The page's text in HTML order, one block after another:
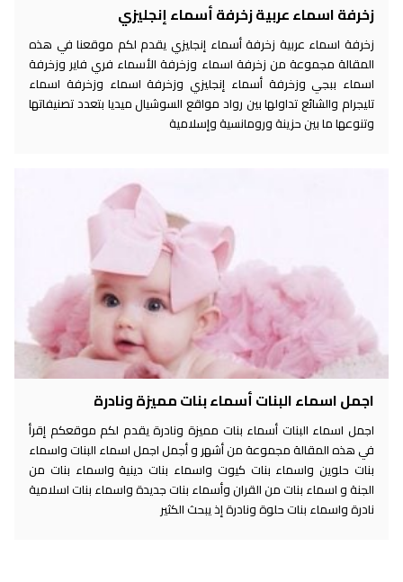
زخرفة اسماء عربية زخرفة أسماء إنجليزي
زخرفة اسماء عربية زخرفة أسماء إنجليزي يقدم لكم موقعنا في هذه
المقالة مجموعة من زخرفة اسماء وزخرفة الأسماء فري فاير وزخرفة
اسماء ببجي وزخرفة أسماء إنجليزي وزخرفة اسماء وزخرفة اسماء
تليجرام والشائع تداولها بين رواد مواقع السوشيال ميديا بتعدد تصنيفاتها
وتنوعها ما بين حزينة ورومانسية وإسلامية
اجمل اسماء البنات أسماء بنات مميزة ونادرة
اجمل اسماء البنات أسماء بنات مميزة ونادرة يقدم لكم موقعكم إقرأ
في هذه المقالة مجموعة من أشهر و أجمل اجمل اسماء البنات واسماء
بنات حلوين واسماء بنات كيوت واسماء بنات دينية واسماء بنات من
الجنة و اسماء بنات من القران وأسماء بنات جديدة واسماء بنات اسلامية
نادرة واسماء بنات حلوة ونادرة إذ يبحث الكثير